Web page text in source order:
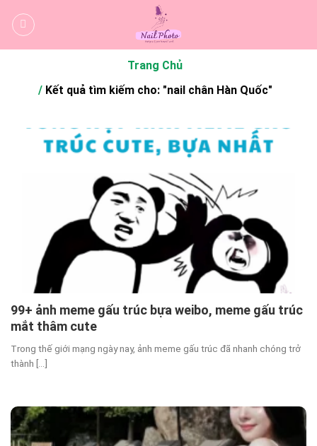
qua
Trang Chủ
Kết quả tìm kiếm cho: "nail chân Hàn Quốc"
99+ ảnh meme gấu trúc bựa weibo, meme gấu trúc
mắt thâm cute
Trong thế giới mạng ngày nay, ảnh meme gấu trúc đã nhanh chóng trở
thành [...]